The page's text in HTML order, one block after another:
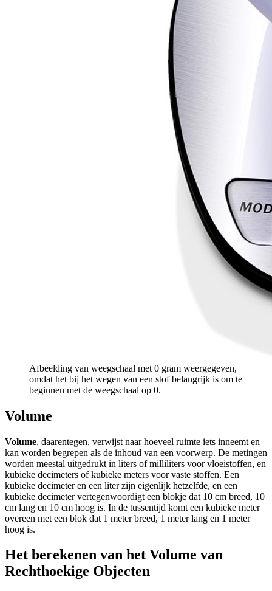
Afbeelding van weegschaal met 0 gram weergegeven,
omdat het bij het wegen van een stof belangrijk is om te
beginnen met de weegschaal op 0.
Volume
Volume, daarentegen, verwijst naar hoeveel ruimte iets inneemt en
kan worden begrepen als de inhoud van een voorwerp. De metingen
worden meestal uitgedrukt in liters of milliliters voor vloeistoffen, en
kubieke decimeters of kubieke meters voor vaste stoffen. Een
kubieke decimeter en een liter zijn eigenlijk hetzelfde, en een
kubieke decimeter vertegenwoordigt een blokje dat 10 cm breed, 10
cm lang en 10 cm hoog is. In de tussentijd komt een kubieke meter
overeen met een blok dat 1 meter breed, 1 meter lang en 1 meter
hoog is.
Het berekenen van het Volume van
Rechthoekige Objecten